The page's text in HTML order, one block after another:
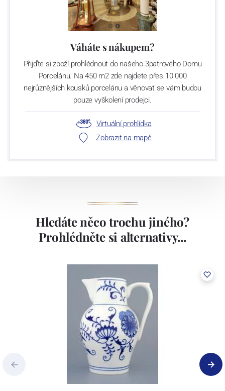
Váháte s nákupem?
Přijďte si zboží prohlédnout do našeho 3patrového Domu
Porcelánu. Na 450 m2 zde najdete přes 10 000
nejrůznějších kousků porcelánu a věnovat se vám budou
pouze vyškolení prodejci.
Virtuální prohlídka
Zobrazit na mapě
Hledáte něco trochu jiného?
Prohlédněte si alternativy...